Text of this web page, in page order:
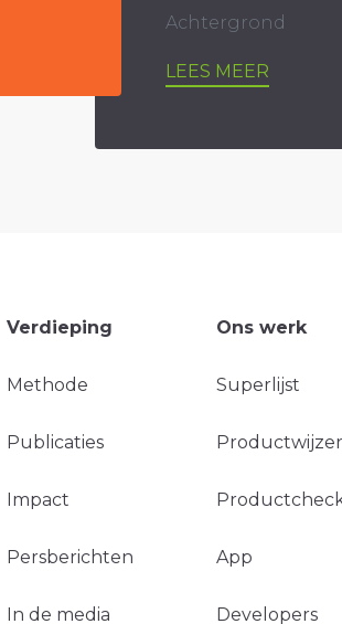
Achtergrond
LEES MEER
Verdieping
Methode
Publicaties
Impact
Persberichten
In de media
Ons werk
Superlijst
App
Developers